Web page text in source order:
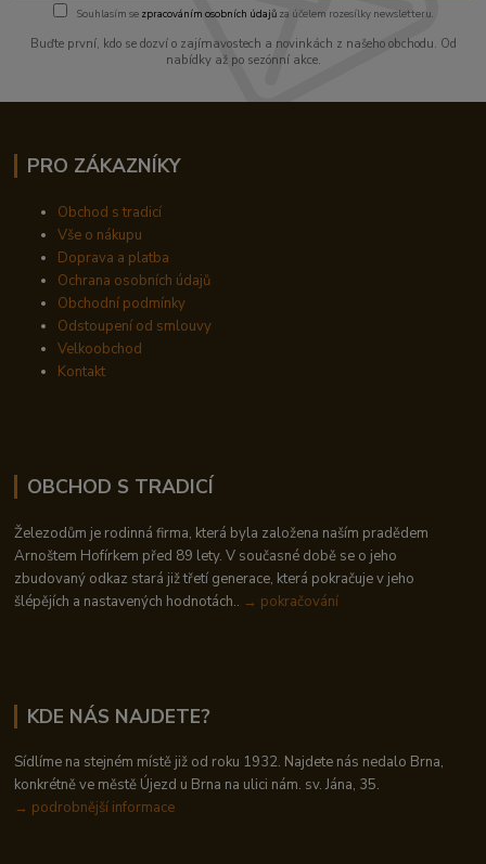
Souhlasím se zpracováním osobních údajůza účelem rozesílky newsletteru.
Buďte první, kdo se dozví o zajímavostech a novinkách z našeho obchodu. Od
nabídky až po sezónní akce.
PRO ZÁKAZNÍKY
Obchod s tradicí
Vše o nákupu
Doprava a platba
Ochrana osobních údajů
Obchodní podmínky
Odstoupení od smlouvy
Velkoobchod
Kontakt
OBCHOD S TRADICÍ
Železodům je rodinná firma, která byla založena naším pradědem
Arnoštem Hofírkem před 89 lety. V současné době se o jeho
zbudovaný odkaz stará již třetí generace, která pokračuje v jeho
šlépějích a nastavených hodnotách.. → pokračování
KDE NÁS NAJDETE?
Sídlíme na stejném místě již od roku 1932. Najdete nás nedalo Brna,
konkrétně ve městě Újezd u Brna na ulici nám. sv. Jána, 35.
→ podrobnější informace